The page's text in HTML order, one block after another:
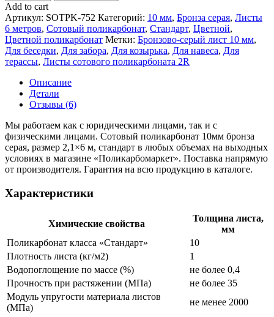
Add to cart
Артикул: SOTPK-752 Категорий: 10 мм, Бронза серая, Листы
6 метров, Сотовый поликарбонат, Стандарт, Цветной,
Цветной поликарбонат Метки: Бронзово-серый лист 10 мм,
Для беседки, Для забора, Для козырька, Для навеса, Для
терассы, Листы сотового поликарбоната 2R
Описание
Детали
Отзывы (6)
Мы работаем как с юридическими лицами, так и с
физическими лицами. Сотовый поликарбонат 10мм бронза
серая, размер 2,1×6 м, стандарт в любых объемах на выходных
условиях в магазине «Поликарбомаркет». Поставка напрямую
от производителя. Гарантия на всю продукцию в каталоге.
Характеристики
Химические свойства
Толщина листа,
мм
Поликарбонат класса «Стандарт»
10
Плотность листа (кг/м2)
1
Водопоглощение по массе (%)
не более 0,4
Прочность при растяжении (МПа)
не более 35
Модуль упругости материала листов
(МПа)
не менее 2000